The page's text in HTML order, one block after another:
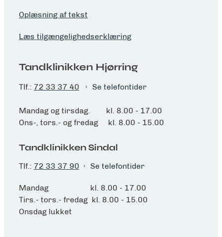
Oplæsning af tekst
Læs tilgængelighedserklæring
Tandklinikken Hjørring
Tlf.: 72 33 37 40 Se telefontider
Mandag og tirsdag. kl. 8.00 - 17.00
Ons-, tors.- og fredag kl. 8.00 - 15.00
Tandklinikken Sindal
Tlf.: 72 33 37 90 Se telefontider
Mandag kl. 8.00 - 17.00
Tirs.- tors.- fredag kl. 8.00 - 15.00
Onsdag lukket